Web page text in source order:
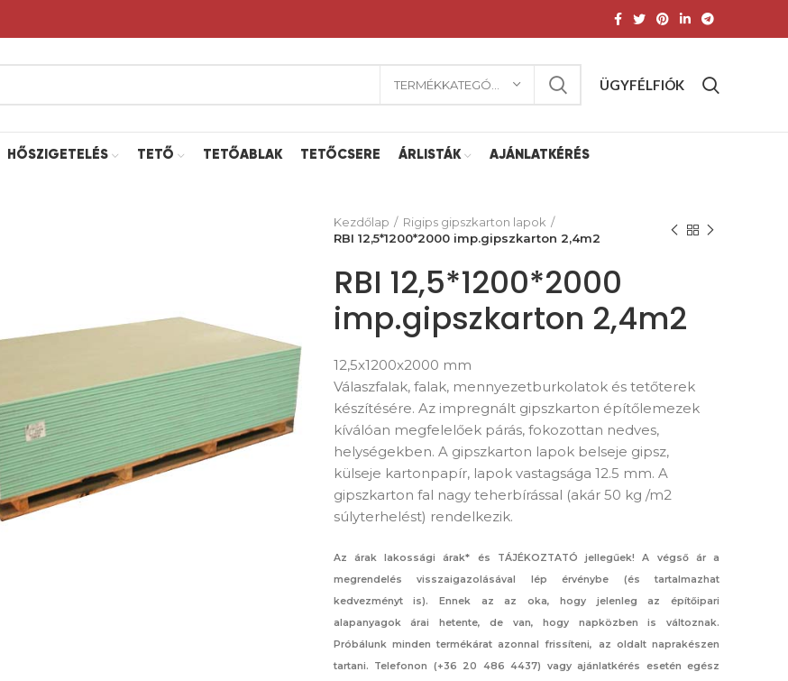
ÜGYFÉLFIÓK
HŐSZIGETELÉS TETŐ TETŐABLAK TETŐCSERE ÁRLISTÁK AJÁNLATKÉRÉS
Kezdőlap
Rigips gipszkarton lapok
RBI 12,5*1200*2000 imp.gipszkarton 2,4m2
RBI 12,5*1200*2000
imp.gipszkarton 2,4m2
12,5x1200x2000 mm
Válaszfalak, falak, mennyezetburkolatok és tetőterek
készítésére. Az impregnált gipszkarton építőlemezek
kíválóan megfelelőek párás, fokozottan nedves,
helységekben. A gipszkarton lapok belseje gipsz,
külseje kartonpapír, lapok vastagsága 12.5 mm. A
gipszkarton fal nagy teherbírással (akár 50 kg /m2
súlyterhelést) rendelkezik.
Az árak lakossági árak* és TÁJÉKOZTATÓ jellegűek! A végső ár a
megrendelés visszaigazolásával lép érvénybe (és tartalmazhat
kedvezményt is). Ennek az az oka, hogy jelenleg az építőipari
alapanyagok árai hetente, de van, hogy napközben is változnak.
Próbálunk minden termékárat azonnal frissíteni, az oldalt naprakészen
tartani. Telefonon (+36 20 486 4437) vagy ajánlatkérés esetén egész